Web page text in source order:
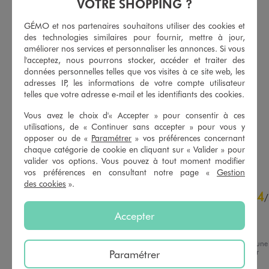
Jean Regular en coton stretch homme
32,99 €
Existe en taille +
4.5/5 de moyenne
(90 avis)
AJOUTERAU PANIER
Jean regular en coton extensible et délavé homme
32,99 €
Existe en taille +
4.5/5 de moyenne
(34 avis)
AJOUTERAU PANIER
4
avis soumis à un
4/
Avis vérifié et récompensé
Avis du28/07/2026 , suite à une
par
VOTRE SHOPPING ?
GÉMO et nos partenaires souhaitons utiliser des cookies et
des technologies similaires pour fournir, mettre à jour,
améliorer nos services et personnaliser les annonces. Si vous
l'acceptez, nous pourrons stocker, accéder et traiter des
données personnelles telles que vos visites à ce site web, les
adresses IP, les informations de votre compte utilisateur
telles que votre adresse e-mail et les identifiants des cookies.
Vous avez le choix d'« Accepter » pour consentir à ces
utilisations, de « Continuer sans accepter » pour vous y
opposer ou de « Paramétrer » vos préférences concernant
chaque catégorie de cookie en cliquant sur « Valider » pour
valider vos options. Vous pouvez à tout moment modifier
vos préférences en consultant notre page « Gestion
des cookies ».
Accepter
Paramétrer